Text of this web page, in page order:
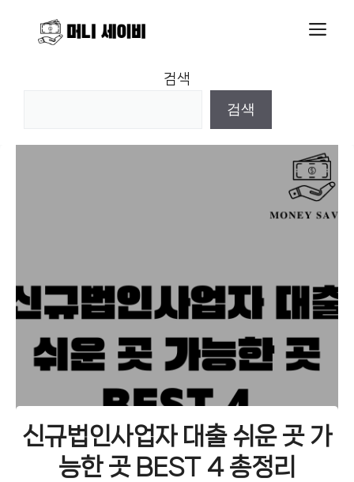
검색
검색
신규법인사업자 대출 쉬운 곳 가
능한 곳 BEST 4 총정리